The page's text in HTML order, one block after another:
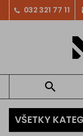
032 321 77 11

VŠETKY